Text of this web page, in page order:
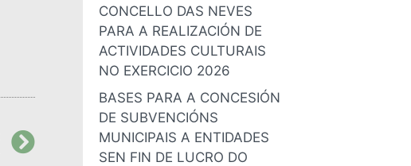
CONCELLO DAS NEVES
PARA A REALIZACIÓN DE
ACTIVIDADES CULTURAIS
NO EXERCICIO 2026
BASES PARA A CONCESIÓN
DE SUBVENCIÓNS
MUNICIPAIS A ENTIDADES
SEN FIN DE LUCRO DO